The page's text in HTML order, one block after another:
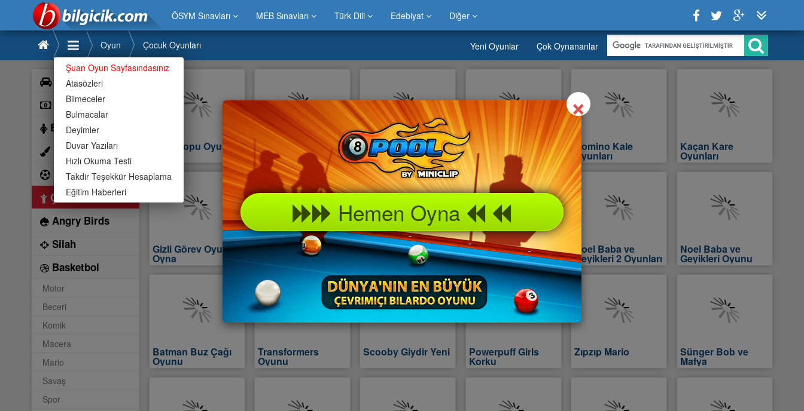
ÖSYM Sınavları MEB Sınavları Türk Dili Edebiyat Diğer
Şuan Oyun Sayfasındasınız
Atasözleri
Bilmeceler
Bulmacalar
Deyimler
Duvar Yazıları
Hızlı Okuma Testi
Takdir Teşekkür Hesaplama
Eğitim Haberleri
Oyun Çocuk Oyunları Yeni Oyunlar Çok Oynananlar
Araba
Bilardo
Barbie
Boyama
Futbol
Çocuk
Angry Birds
Silah
Basketbol
Motor
Beceri
Komik
Macera
Mario
Savaş
Spor
Uzay Topu Oyunu Twiddlestix
Oyunları
Puzzle Oyunları Gerçek Mücevher
Oyunu
Domino Kale
Oyunları
Kaçan Kare
Oyunları
Gizli Görev Oyunu
Oyna
Ses Dalgası Oyunu Guitar Hero II Oyna Piyano Müzik
Oyunu
Noel Baba ve
Geyikleri 2 Oyunları
Noel Baba ve
Geyikleri Oyunu
Batman Buz Çağı
Oyunu
Transformers
Oyunu
Scooby Giydir Yeni Powerpuff Girls
Korku
Zıpzıp Mario Sünger Bob ve
Mafya
×Close
Hemen Oyna